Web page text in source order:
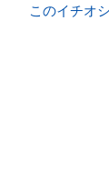
用してレビューし
このイチオ